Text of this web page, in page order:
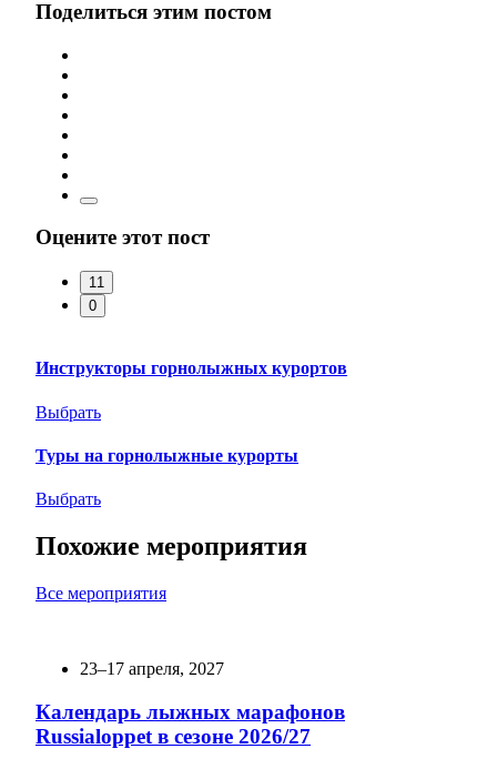
Поделиться этим постом
Оцените этот пост
11
0
Инструкторы горнолыжных курортов
Выбрать
Туры на горнолыжные курорты
Выбрать
Похожие мероприятия
Все мероприятия
23–17 апреля, 2027
Календарь лыжных марафонов
Russialoppet в сезоне 2026/27